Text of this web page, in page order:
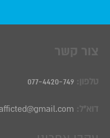
צור קשר
טלפון: 077-4420-749
דוא"ל: